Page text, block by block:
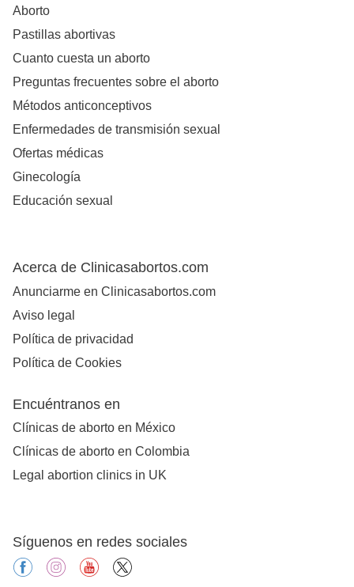
Aborto
Pastillas abortivas
Cuanto cuesta un aborto
Preguntas frecuentes sobre el aborto
Métodos anticonceptivos
Enfermedades de transmisión sexual
Ofertas médicas
Ginecología
Educación sexual
Acerca de Clinicasabortos.com
Anunciarme en Clinicasabortos.com
Aviso legal
Política de privacidad
Política de Cookies
Encuéntranos en
Clínicas de aborto en México
Clínicas de aborto en Colombia
Legal abortion clinics in UK
Síguenos en redes sociales
facebookinstagramyoutube